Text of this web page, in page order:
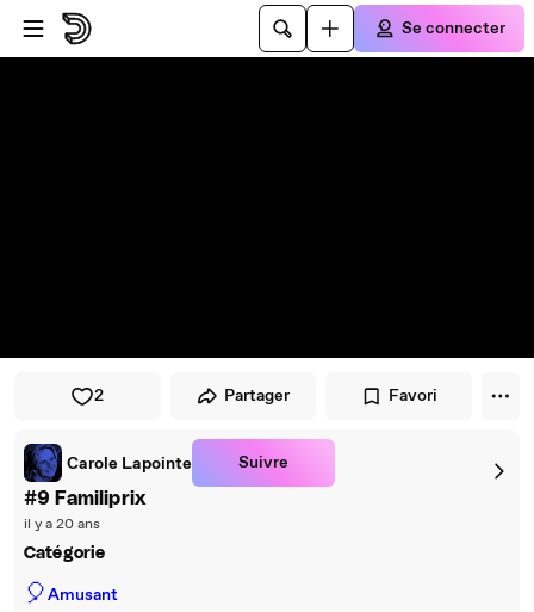
Passer au player
Passer au contenu principal
Se connecter
2 Partager Favori
Carole Lapointe Suivre
#9 Familiprix
il y a 20 ans
Catégorie
🎈Amusant